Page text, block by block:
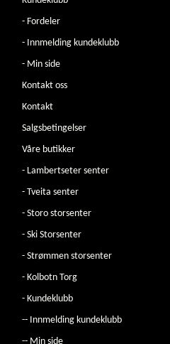
- Fordeler
- Innmelding kundeklubb
- Min side
Kontakt oss
Kontakt
Salgsbetingelser
Våre butikker
- Lambertseter senter
- Tveita senter
- Storo storsenter
- Ski Storsenter
- Strømmen storsenter
- Kolbotn Torg
- Kundeklubb
-- Innmelding kundeklubb
-- Min side